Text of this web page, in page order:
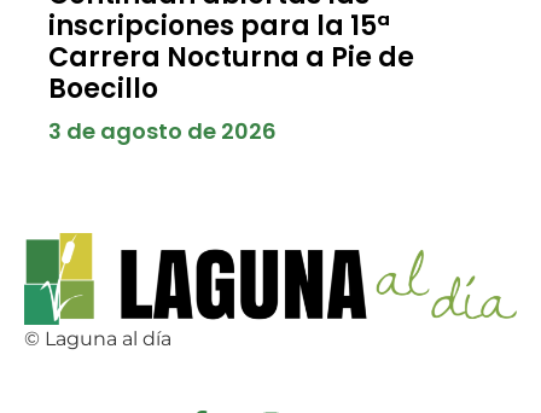
inscripciones para la 15ª
Carrera Nocturna a Pie de
Boecillo
3 de agosto de 2026
© Laguna al día